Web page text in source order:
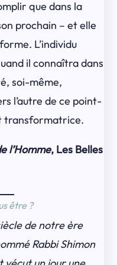
que dans la
prochain – et elle
L’individu
il connaîtra dans
soi-même,
l’autre de ce point-
transformatrice.
l’Homme, Les Belles
être ?
de notre ère
Rabbi Shimon